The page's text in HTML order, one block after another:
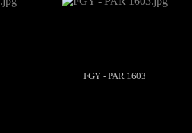
FGY - PAR 1603